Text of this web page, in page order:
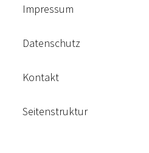
Impressum
Datenschutz
Kontakt
Seitenstruktur